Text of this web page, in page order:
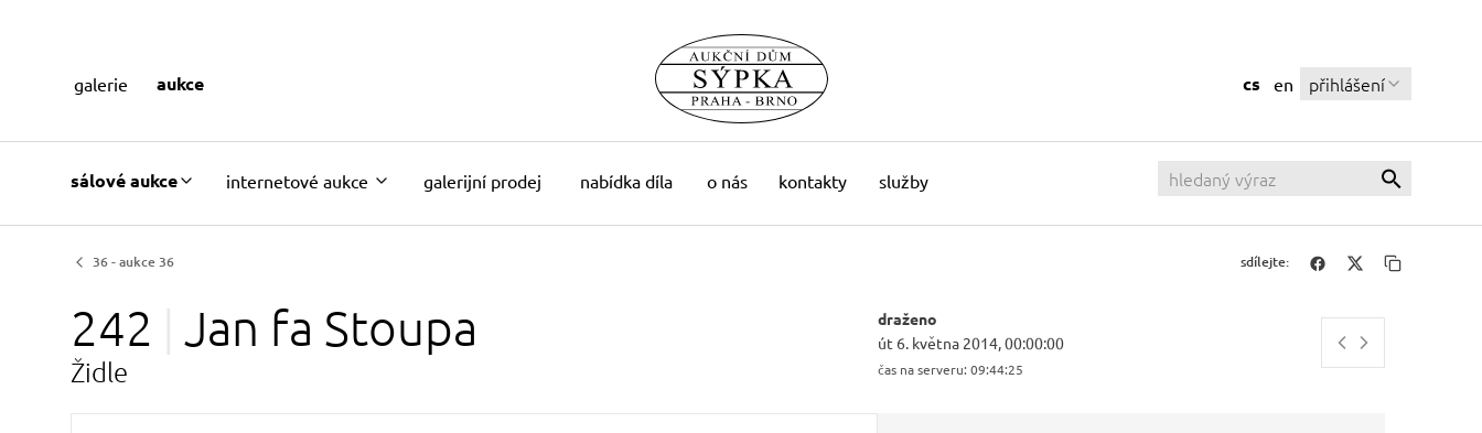
sálové aukce internetové aukce galerijní prodej nabídka díla o nás kontakty služby
cs en přihlášení
galerie aukce
36 - aukce 36 sdílejte:
242 Jan fa Stoupa
Židle
draženo
út 6. května 2014, 00:00:00
čas na serveru: 09:44:26